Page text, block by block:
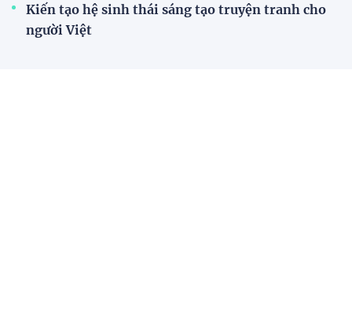
Kiến tạo hệ sinh thái sáng tạo truyện tranh cho
người Việt